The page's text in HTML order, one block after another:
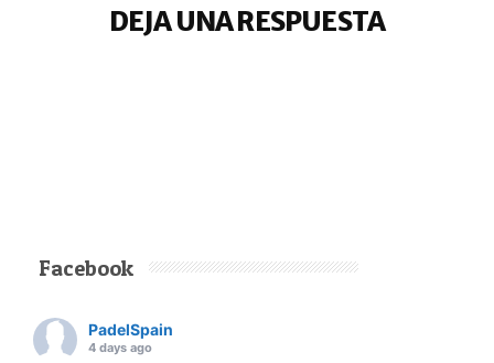
DEJA UNA RESPUESTA
Facebook
PadelSpain
4 days ago